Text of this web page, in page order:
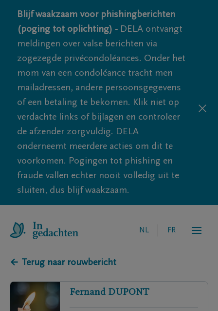
Blijf waakzaam voor phishingberichten
(poging tot oplichting) - DELA ontvangt
meldingen over valse berichten via
zogezegde privécondoléances. Onder het
mom van een condoléance tracht men
mailadressen, andere persoonsgegevens
of een betaling te bekomen. Klik niet op
verdachte links of bijlagen en controleer
de afzender zorgvuldig. DELA
onderneemt meerdere acties om dit te
voorkomen. Pogingen tot phishing en
fraude vallen echter nooit volledig uit te
sluiten, dus blijf waakzaam.
NL FR
← Terug naar rouwbericht
Fernand DUPONT